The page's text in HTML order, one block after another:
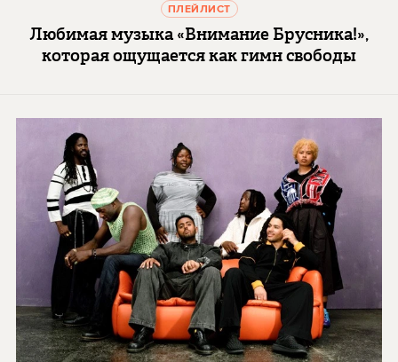
ПЛЕЙЛИСТ
Любимая музыка «Внимание Брусника!»,
которая ощущается как гимн свободы